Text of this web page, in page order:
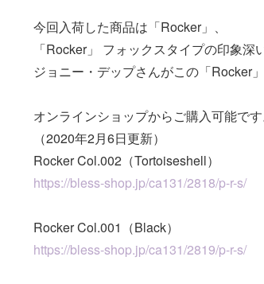
今回入荷した商品は「Rocker」、
「Rocker」 フォックスタイプの印象深
ジョニー・デップさんがこの「Rocker
オンラインショップからご購入可能です
（2020年2月6日更新）
Rocker Col.002（Tortoiseshell）
https://bless-shop.jp/ca131/2818/p-r-s/
Rocker Col.001（Black）
https://bless-shop.jp/ca131/2819/p-r-s/